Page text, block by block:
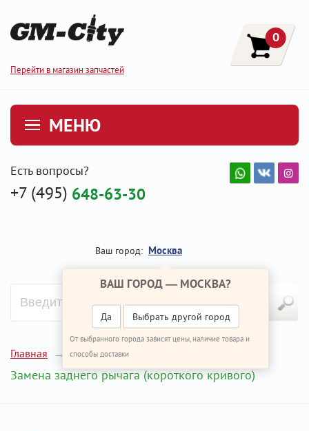
Перейти в магазин запчастей
0
МЕНЮ
Есть вопросы?
+7 (495) 648-63-30
Ваш город: Москва
ВАШ ГОРОД — МОСКВА?
Да Выбрать другой город
От выбранного города зависят цены, наличие товара и
способы доставки
Главная Ремонт КИА Пиканто
Замена заднего рычага (короткого кривого)